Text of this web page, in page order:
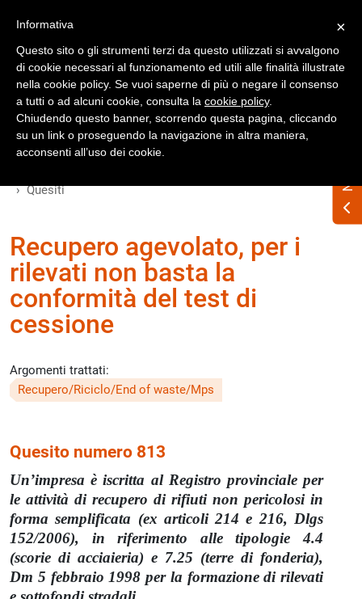
Accedi
Home
Numero Speciale Soa (sottoprodotti di origine
Quesiti
Recupero agevolato, per i
rilevati non basta la
conformità del test di
cessione
Argomenti trattati:
Recupero/Riciclo/End of waste/Mps
Quesito numero 813
Un’impresa è iscritta al Registro provinciale per
le attività di recupero di rifiuti non pericolosi in
forma semplificata (ex articoli 214 e 216, Dlgs
152/2006), in riferimento alle tipologie 4.4
(scorie di acciaieria) e 7.25 (terre di fonderia),
Dm 5 febbraio 1998 per la formazione di rilevati
×
Informativa
Questo sito o gli strumenti terzi da questo utilizzati si avvalgono
di cookie necessari al funzionamento ed utili alle finalità illustrate
nella cookie policy. Se vuoi saperne di più o negare il consenso
a tutti o ad alcuni cookie, consulta la cookie policy.
Chiudendo questo banner, scorrendo questa pagina, cliccando
su un link o proseguendo la navigazione in altra maniera,
acconsenti all’uso dei cookie.